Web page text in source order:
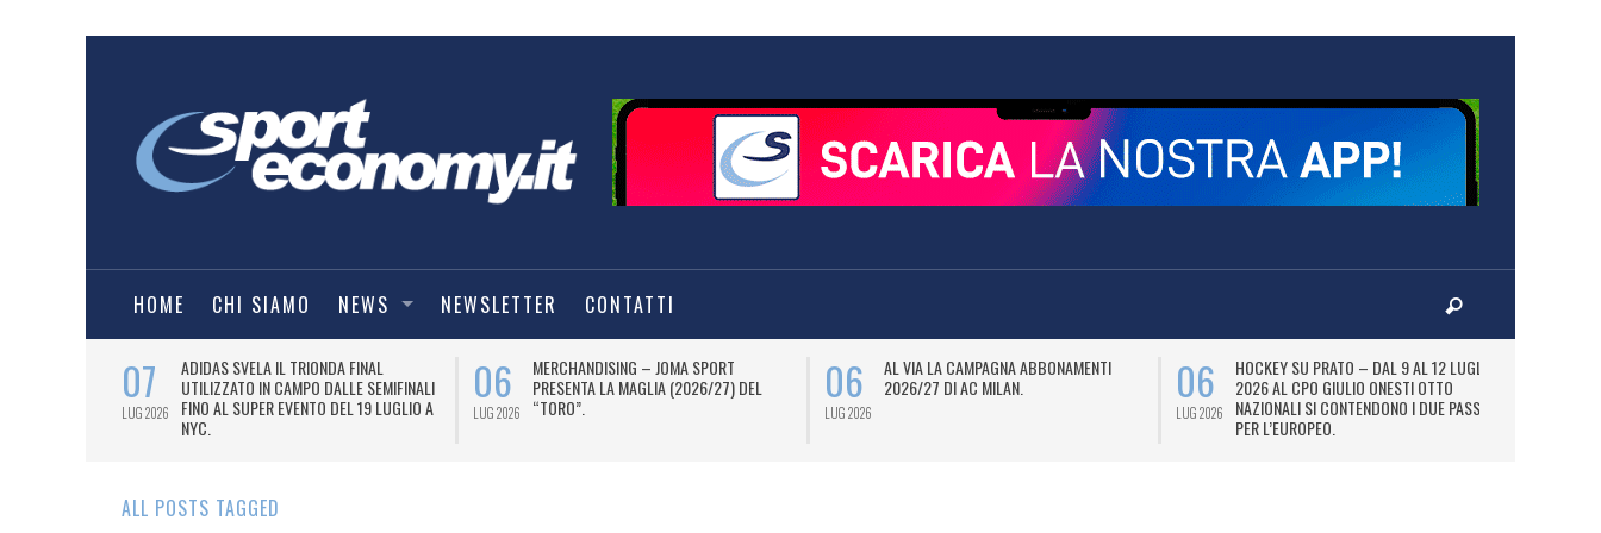
HOME CHI SIAMO NEWS NEWSLETTER CONTATTI
07
LUG 2026
ADIDAS SVELA IL TRIONDA FINAL
UTILIZZATO IN CAMPO DALLE SEMIFINALI
FINO AL SUPER EVENTO DEL 19 LUGLIO A
NYC.
06
LUG 2026
MERCHANDISING – JOMA SPORT
PRESENTA LA MAGLIA (2026/27) DEL
“TORO”.
06
LUG 2026
AL VIA LA CAMPAGNA ABBONAMENTI
2026/27 DI AC MILAN.
06
LUG 2026
HOCKEY SU PRATO – DAL 9 AL 12 LUGLIO
2026 AL CPO GIULIO ONESTI OTTO
NAZIONALI SI CONTENDONO I DUE PASS
PER L’EUROPEO.
ALL POSTS TAGGED